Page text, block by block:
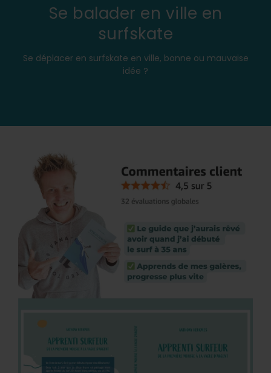
Se balader en ville en
surfskate
Se déplacer en surfskate en ville, bonne ou mauvaise
idée ?